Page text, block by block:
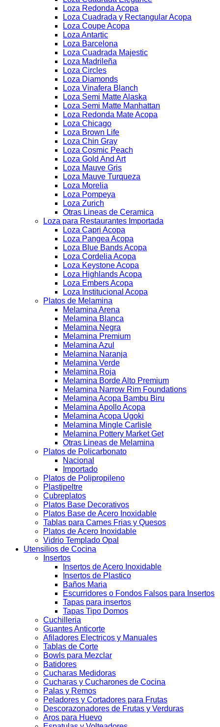
Loza Redonda Acopa
Loza Cuadrada y Rectangular Acopa
Loza Coupe Acopa
Loza Antartic
Loza Barcelona
Loza Cuadrada Majestic
Loza Madrileña
Loza Circles
Loza Diamonds
Loza Vinafera Blanch
Loza Semi Matte Alaska
Loza Semi Matte Manhattan
Loza Redonda Mate Acopa
Loza Chicago
Loza Brown Life
Loza Chin Gray
Loza Cosmic Peach
Loza Gold And Art
Loza Mauve Gris
Loza Mauve Turqueza
Loza Morelia
Loza Pompeya
Loza Zurich
Otras Lineas de Ceramica
Loza para Restaurantes Importada
Loza Capri Acopa
Loza Pangea Acopa
Loza Blue Bands Acopa
Loza Cordelia Acopa
Loza Keystone Acopa
Loza Highlands Acopa
Loza Embers Acopa
Loza Institucional Acopa
Platos de Melamina
Melamina Arena
Melamina Blanca
Melamina Negra
Melamina Premium
Melamina Azul
Melamina Naranja
Melamina Verde
Melamina Roja
Melamina Borde Alto Premium
Melamina Narrow Rim Foundations
Melamina Acopa Bambu Biru
Melamina Apollo Acopa
Melamina Acopa Ugoki
Melamina Mingle Carlisle
Melamina Pottery Market Get
Otras Lineas de Melamina
Platos de Policarbonato
Nacional
Importado
Platos de Polipropileno
Plastipeltre
Cubreplatos
Platos Base Decorativos
Platos Base de Acero Inoxidable
Tablas para Carnes Frias y Quesos
Platos de Acero Inoxidable
Vidrio Templado Opal
Utensilios de Cocina
Insertos
Insertos de Acero Inoxidable
Insertos de Plastico
Baños Maria
Escurridores o Fondos Falsos para Insertos
Tapas para insertos
Tapas Tipo Domos
Cuchilleria
Guantes Anticorte
Afiladores Electricos y Manuales
Tablas de Corte
Bowls para Mezclar
Batidores
Cucharas Medidoras
Cucharas y Cucharones de Cocina
Palas y Remos
Peladores y Cortadores para Frutas
Descorazonadores de Frutas y Verduras
Aros para Huevo